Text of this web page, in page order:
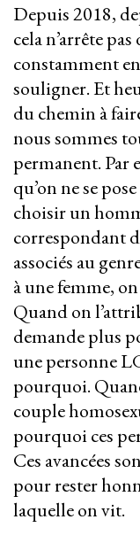
Depuis 2018,
cela n’arrête
constamment
souligner. Et
du chemin à
nous sommes
permanent. Par
qu’on ne se
choisir un
correspondant
associés au
à une femme,
Quand on
demande plus
une personne
pourquoi.
couple
pourquoi ces
Ces avancées
pour rester
laquelle on vit.